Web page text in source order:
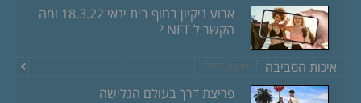
ארוע ניקיון בחוף בית ינאי 18.3.22 ומה
הקשר ל NFT ?
איכות הסביבה מרץ 8, 2022
פריצת דרך בעולם הגלישה